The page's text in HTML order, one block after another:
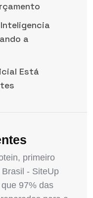
a
Está
primeiro
- SiteUp
97% das